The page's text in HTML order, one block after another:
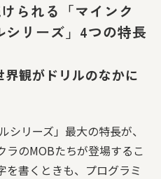
られる「マインク
シリーズ」4つの特長
界観がドリルのなかに
シリーズ」最大の特長が、
ラのMOBたちが登場するこ
書くときも、プログラミ